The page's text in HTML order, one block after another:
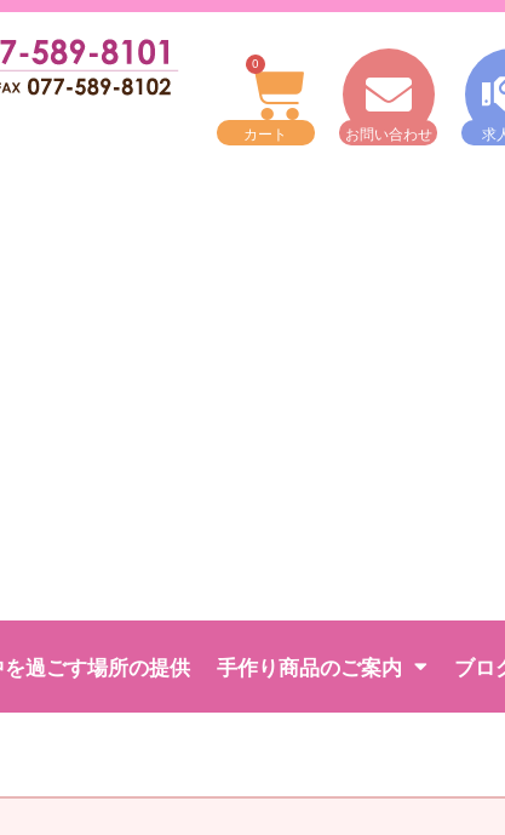
0
カート お問い合わせ 求
を過ごす場所の提供 手作り商品のご案内 ブロ